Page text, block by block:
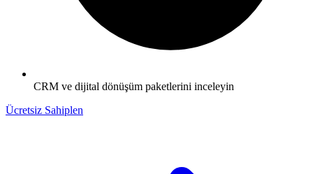
CRM ve dijital dönüşüm paketlerini inceleyin
Ücretsiz Sahiplen